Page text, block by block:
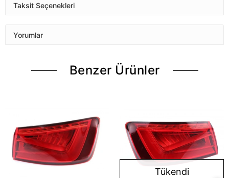
Taksit Seçenekleri
Yorumlar
Benzer Ürünler
Tükendi